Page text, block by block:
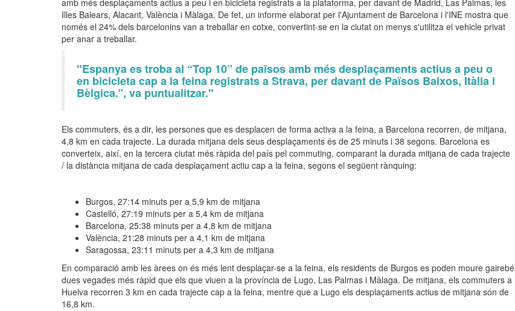
amb més desplaçaments actius a peu i en bicicleta registrats a la plataforma, per davant de Madrid, Las Palmas, les
Illes Balears, Alacant, València i Màlaga. De fet, un informe elaborat per l'Ajuntament de Barcelona i l'INE mostra que
només el 24% dels barcelonins van a treballar en cotxe, convertint-se en la ciutat on menys s'utilitza el vehicle privat
per anar a treballar.
"Espanya es troba al “Top 10” de països amb més desplaçaments actius a peu o
en bicicleta cap a la feina registrats a Strava, per davant de Països Baixos, Itàlia i
Bèlgica.”, va puntualitzar."
Els commuters, és a dir, les persones que es desplacen de forma activa a la feina, a Barcelona recorren, de mitjana,
4,8 km en cada trajecte. La durada mitjana dels seus desplaçaments és de 25 minuts i 38 segons. Barcelona es
converteix, així, en la tercera ciutat més ràpida del país pel commuting, comparant la durada mitjana de cada trajecte
/ la distància mitjana de cada desplaçament actiu cap a la feina, segons el següent rànquing:
Burgos, 27:14 minuts per a 5,9 km de mitjana
Castelló, 27:19 minuts per a 5,4 km de mitjana
Barcelona, 25:38 minuts per a 4,8 km de mitjana
València, 21:28 minuts per a 4,1 km de mitjana
Saragossa, 23:11 minuts per a 4,3 km de mitjana
En comparació amb les àrees on és més lent desplaçar-se a la feina, els residents de Burgos es poden moure gairebé
dues vegades més ràpid que els que viuen a la província de Lugo, Las Palmas i Màlaga. De mitjana, els commuters a
Huelva recorren 3 km en cada trajecte cap a la feina, mentre que a Lugo els desplaçaments actius de mitjana són de
16,8 km.